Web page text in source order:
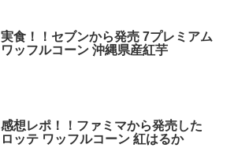
実食！！セブンから発売 7プレミアム
ワッフルコーン 沖縄県産紅芋
感想レポ！！ファミマから発売した
ロッテ ワッフルコーン 紅はるか